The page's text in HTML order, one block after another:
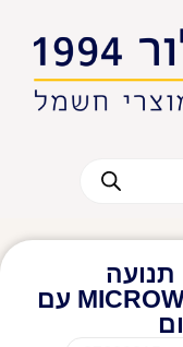
תנועה
MICROWAVE עם